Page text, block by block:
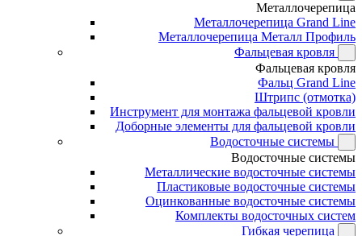
Металлочерепица
Металлочерепица Grand Line
Металлочерепица Металл Профиль
Фальцевая кровля
Фальцевая кровля
Фальц Grand Line
Штрипс (отмотка)
Инструмент для монтажа фальцевой кровли
Доборные элементы для фальцевой кровли
Водосточные системы
Водосточные системы
Металлические водосточные системы
Пластиковые водосточные системы
Оцинкованные водосточные системы
Комплекты водосточных систем
Гибкая черепица